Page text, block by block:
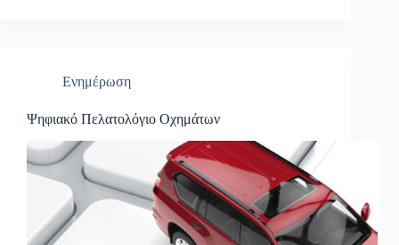
Ενημέρωση
Ψηφιακό Πελατολόγιο Οχημάτων